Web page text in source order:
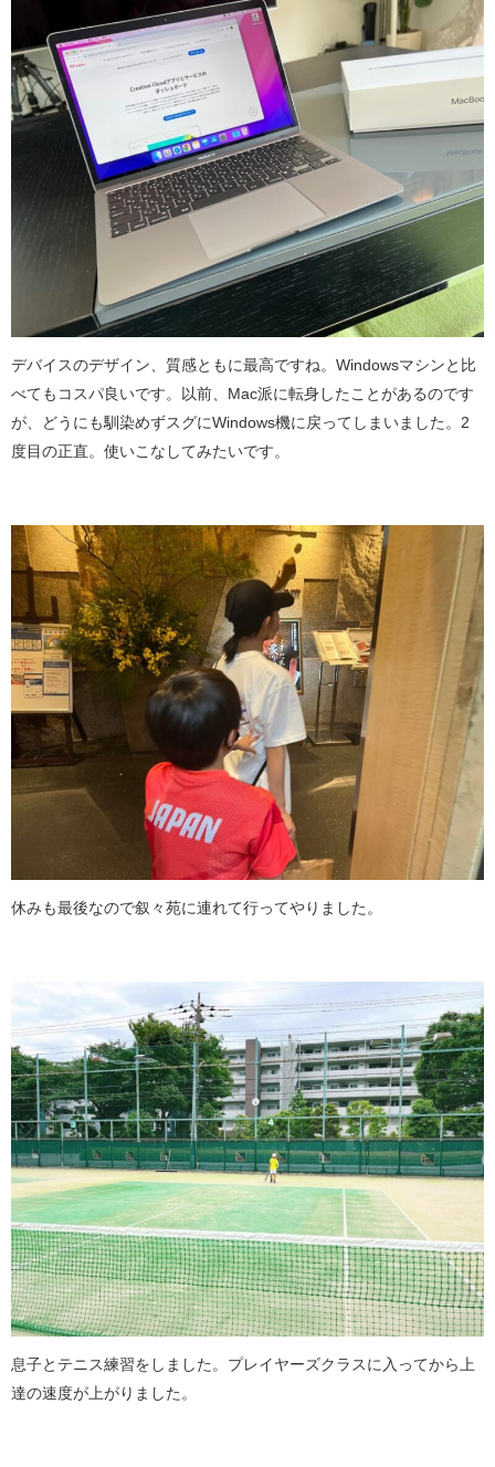
デバイスのデザイン、質感ともに最高ですね。Windowsマシンと比
べてもコスパ良いです。以前、Mac派に転身したことがあるのです
が、どうにも馴染めずスグにWindows機に戻ってしまいました。2
度目の正直。使いこなしてみたいです。
休みも最後なので叙々苑に連れて行ってやりました。
息子とテニス練習をしました。プレイヤーズクラスに入ってから上
達の速度が上がりました。